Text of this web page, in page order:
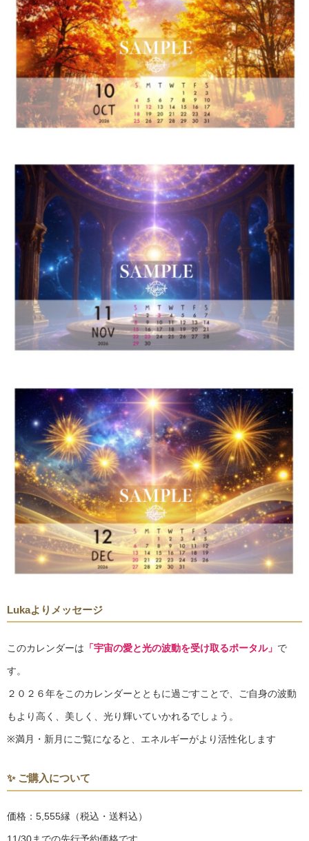
Lukaよりメッセージ
このカレンダーは 「宇宙の愛と光の波動を受け取るポータル」 で
す。
２０２６年をこのカレンダーとともに過ごすことで、ご自身の波動
もより高く、美しく、光り輝いていかれるでしょう。
※満月・新月にご覧になると、エネルギーがより活性化します
✨ ご購入について
価格：5,555縁（税込・送料込）